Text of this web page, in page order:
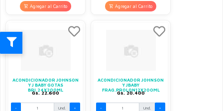
Agregar al Carrito Agregar al Carrito
ACONDICIONADOR JOHNSON
Y J BABY GOTAS
BRI.24X200ML
Gs. 22.600
- Und. +
ACONDICIONADOR JOHNSON
Y JBABY
FRAG.PROLON12X200ML
Gs. 20.400
- Und. +